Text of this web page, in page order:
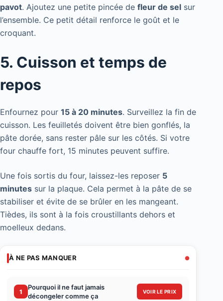
pavot. Ajoutez une petite pincée de fleur de sel sur
l’ensemble. Ce petit détail renforce le goût et le
croquant.
5. Cuisson et temps de
repos
Enfournez pour 15 à 20 minutes. Surveillez la fin de
cuisson. Les feuilletés doivent être bien gonflés, la
pâte dorée, sans rester pâle sur les côtés. Si votre
four chauffe fort, 15 minutes peuvent suffire.
Une fois sortis du four, laissez-les reposer 5
minutes sur la plaque. Cela permet à la pâte de se
stabiliser et évite de se brûler en les mangeant.
Tièdes, ils sont à la fois croustillants dehors et
moelleux dedans.
À NE PAS MANQUER
1
Pourquoi il ne faut jamais
décongeler comme ça
VOIR LE PRIX